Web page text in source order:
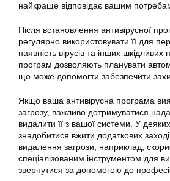
найкраще відповідає вашим
Після встановлення антивірусної
регулярно використовувати її для
наявність вірусів та інших
програм дозволяють планувати
що може допомогти забезпечити
Якщо ваша антивірусна програма
загрозу, важливо дотримуватися
видалити її з вашої системи. У
знадобитися вжити додаткових
видалення загрози, наприклад,
спеціалізованим інструментом для
звернутися за допомогою до